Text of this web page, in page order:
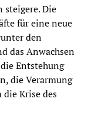
Die
für eine neue
den
das Anwachsen
Entstehung
die Verarmung
Krise des